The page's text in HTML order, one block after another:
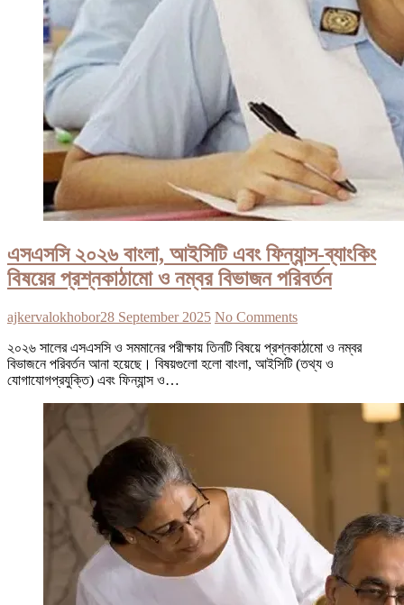
এসএসসি ২০২৬ বাংলা, আইসিটি এবং ফিন্যান্স-ব্যাংকিং
বিষয়ের প্রশ্নকাঠামো ও নম্বর বিভাজন পরিবর্তন
ajkervalokhobor28 September 2025 No Comments
২০২৬ সালের এসএসসি ও সমমানের পরীক্ষায় তিনটি বিষয়ে প্রশ্নকাঠামো ও নম্বর
বিভাজনে পরিবর্তন আনা হয়েছে। বিষয়গুলো হলো বাংলা, আইসিটি (তথ্য ও
যোগাযোগপ্রযুক্তি) এবং ফিন্যান্স ও…